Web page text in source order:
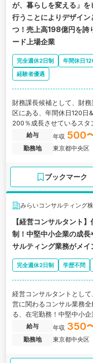
が、暮らしを変える」
行うことによりデザイ
つ！売上高198億円を誇
ード上場企業
完全週休2日制 年間休日
経験者優遇
財務課長候補として、財
区にある、年間休日120日
200％成長させているスタ
給与 年収 500
勤務地
東京都中央区
ブックマーク
みらいコンサルティング
【経営コンサルタント
制！中堅中小企業の成
サルティング業務がメイ
完全週休2日制 学歴不問
経営コンサルタントとし
営に関わるコンサル業務
る、在宅勤務！中堅中小
うコンサルティング業務
給与 年収 350
勤務地
東京都中央区